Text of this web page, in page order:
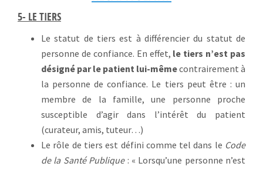
5- LE TIERS
Le statut de tiers est à différencier du statut de
personne de confiance. En effet, le tiers n’est pas
désigné par le patient lui-mêmecontrairement à
la personne de confiance. Le tiers peut être : un
membre de la famille, une personne proche
susceptible d’agir dans l’intérêt du patient
(curateur, amis, tuteur…)
Le rôle de tiers est défini comme tel dans le Code
de la Santé Publique: « Lorsqu’une personne n’est